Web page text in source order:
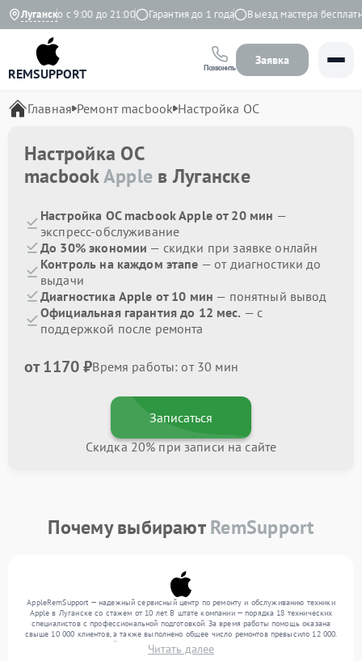
Луганскс 9:00 до 21:00 Гарантия до 1 года Выезд мастера бесплатно
REMSUPPORT Позвонить
Заявка
Главная Ремонт macbook Настройка ОС
Настройка ОС
macbookApple в Луганске
Настройка ОС macbook Apple от 20 мин —
экспресс-обслуживание
До 30% экономии — скидки при заявке онлайн
Контроль на каждом этапе — от диагностики до
выдачи
Диагностика Apple от 10 мин — понятный вывод
Официальная гарантия до 12 мес. — с
поддержкой после ремонта
от 1170 ₽Время работы: от 30 мин
Записаться
Скидка 20% при записи на сайте
Почему выбираютRemSupport
AppleRemSupport — надежный сервисный центр по ремонту и обслуживанию техники
Apple в Луганске со стажем от 10 лет. В штате компании — порядка 18 технических
специалистов с профессиональной подготовкой. За время работы помощь оказана
свыше 10 000 клиентов, а также выполнено общее число ремонтов превысило 12 000.
Ежемесячно в сервисный центр поступает свыше 300 единиц техники, включая , , . Мы
выполняем ремонт различного уровня сложности и обеспечиваем надежный
Читать далее